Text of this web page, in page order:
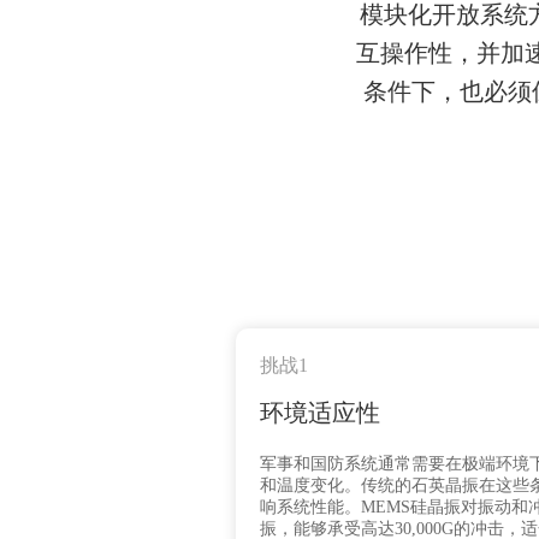
模块化开放系统
互操作性，并加
条件下，也必须
挑战1
环境适应性
军事和国防系统通常需要在极端环境
和温度变化。传统的石英晶振在这些
响系统性能。MEMS硅晶振对振动和
振，能够承受高达30,000G的冲击，